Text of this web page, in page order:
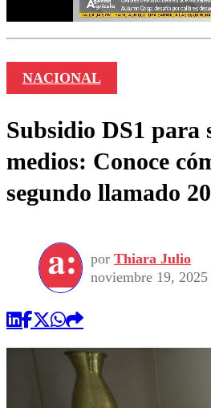
NACIONAL
Subsidio DS1 para
medios: Conoce
segundo llamado
por Thiara Julio
noviembre 19, 2025